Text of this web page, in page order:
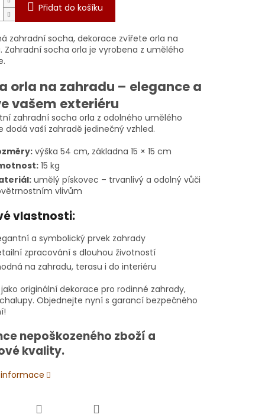
Přidat do košíku
zahradní socha, dekorace zvířete orla na
Zahradní socha orla je vyrobena z umělého
orla na zahradu – elegance a
vašem exteriéru
zahradní socha orla z odolného umělého
dodá vaší zahradě jedinečný vzhled.
výška 54 cm, základna 15 × 15 cm
15 kg
umělý pískovec – trvanlivý a odolný vůči
vlivům
vlastnosti:
a symbolický prvek zahrady
zpracování s dlouhou životností
na zahradu, terasu i do interiéru
originální dekorace pro rodinné zahrady,
Objednejte nyní s garancí bezpečného
nepoškozeného zboží a
kvality.